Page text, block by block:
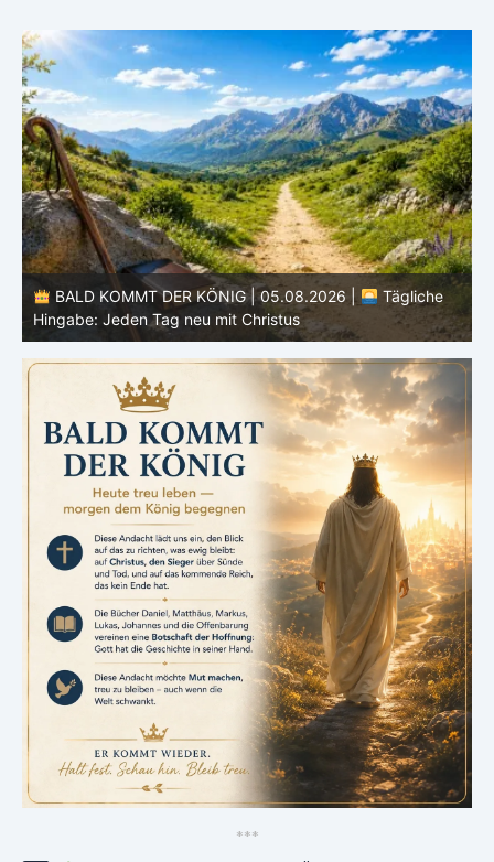
BALD KOMMT DER KÖNIG | 05.08.2026 |
Tägliche
Hingabe: Jeden Tag neu mit Christus
***